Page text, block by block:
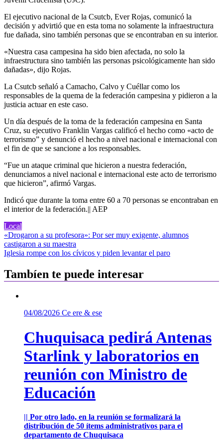
El ejecutivo nacional de la Csutcb, Ever Rojas, comunicó la
decisión y advirtió que en esta toma no solamente la infraestructura
fue dañada, sino también personas que se encontraban en su interior.
«Nuestra casa campesina ha sido bien afectada, no solo la
infraestructura sino también las personas psicológicamente han sido
dañadas», dijo Rojas.
La Csutcb señaló a Camacho, Calvo y Cuéllar como los
responsables de la quema de la federación campesina y pidieron a la
justicia actuar en este caso.
Un día después de la toma de la federación campesina en Santa
Cruz, su ejecutivo Franklin Vargas calificó el hecho como «acto de
terrorismo” y denunció el hecho a nivel nacional e internacional con
el fin de que se sancione a los responsables.
“Fue un ataque criminal que hicieron a nuestra federación,
denunciamos a nivel nacional e internacional este acto de terrorismo
que hicieron”, afirmó Vargas.
Indicó que durante la toma entre 60 a 70 personas se encontraban en
el interior de la federación.|| AEP
Local
Navegación
de
«Drogaron a su profesora»: Por ser muy exigente, alumnos
castigaron a su maestra
Iglesia rompe con los cívicos y piden levantar el paro
Tambíen te puede interesar
04/08/2026 Ce ere & ese
Chuquisaca pedirá Antenas
Starlink y laboratorios en
reunión con Ministro de
Educación
|| Por otro lado, en la reunión se formalizará la
distribución de 50 ítems administrativos para el
departamento de Chuquisaca